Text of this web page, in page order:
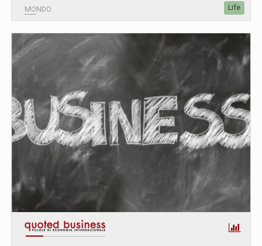
MONDO Life